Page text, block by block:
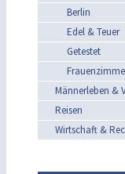
Berlin
Edel & Teuer
Getestet
Männerleben &
Reisen
Wirtschaft &